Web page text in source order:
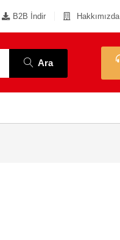
B2B İndir Hakkımızda
Ara